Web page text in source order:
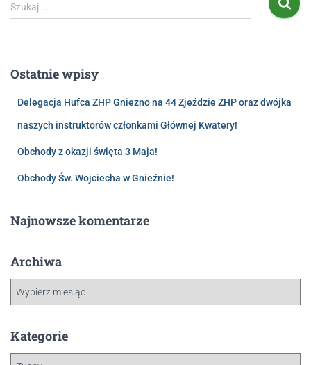
Szukaj …
Ostatnie wpisy
Delegacja Hufca ZHP Gniezno na 44 Zjeździe ZHP oraz dwójka
naszych instruktorów członkami Głównej Kwatery!
Obchody z okazji święta 3 Maja!
Obchody Św. Wojciecha w Gnieźnie!
Najnowsze komentarze
Archiwa
Kategorie